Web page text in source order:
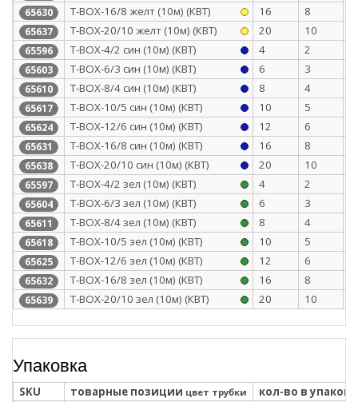
65630 Т-BOX-16/8 желт (10м) (КВТ) 16 8
65637 Т-BOX-20/10 желт (10м) (КВТ) 20 10
65596 Т-BOX-4/2 син (10м) (КВТ) 4 2
65603 Т-BOX-6/3 син (10м) (КВТ) 6 3
65610 Т-BOX-8/4 син (10м) (КВТ) 8 4
65617 Т-BOX-10/5 син (10м) (КВТ) 10 5
65624 Т-BOX-12/6 син (10м) (КВТ) 12 6
65631 Т-BOX-16/8 син (10м) (КВТ) 16 8
65638 Т-BOX-20/10 син (10м) (КВТ) 20 10
65597 Т-BOX-4/2 зел (10м) (КВТ) 4 2
65604 Т-BOX-6/3 зел (10м) (КВТ) 6 3
65611 Т-BOX-8/4 зел (10м) (КВТ) 8 4
65618 Т-BOX-10/5 зел (10м) (КВТ) 10 5
65625 Т-BOX-12/6 зел (10м) (КВТ) 12 6
65632 Т-BOX-16/8 зел (10м) (КВТ) 16 8
65639 Т-BOX-20/10 зел (10м) (КВТ) 20 10
Упаковка
SKU товарные позиции цвет трубки кол-во в